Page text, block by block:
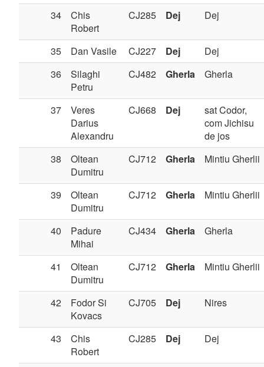
34
Chis
Robert
CJ285 Dej Dej
35 Dan Vasile CJ227 Dej
Dej
36
Silaghi
Petru
CJ482 Gherla Gherla
37
Veres
Darius
Alexandru
CJ668 Dej
sat Codor,
com Jichisu
de jos
38
Oltean
Dumitru
CJ712 Gherla Mintiu Gherlii
39
Oltean
Dumitru
CJ712 Gherla Mintiu Gherlii
40
Padure
Mihai
CJ434 Gherla Gherla
41
Oltean
Dumitru
CJ712 Gherla Mintiu Gherlii
42
Fodor Si
Kovacs
CJ705 Dej Nires
43
Chis
Robert
CJ285 Dej Dej